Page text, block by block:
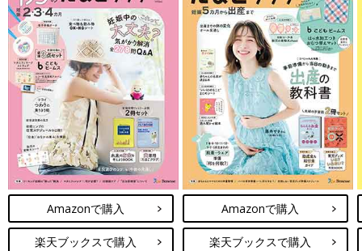
Amazonで購入
楽天ブックスで購入
Amazonで購入
楽天ブックスで購入